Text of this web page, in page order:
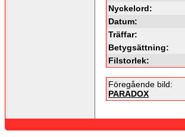
Nyckelord:
Datum:
Träffar:
Betygsättning:
Filstorlek:
Föregående bild:
PARADOX